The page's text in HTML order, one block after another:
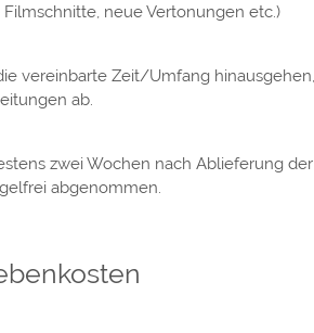
neue Vertonungen etc.)
vereinbarte Zeit/Umfang
ab.
zwei Wochen nach Ablieferung
abgenommen.